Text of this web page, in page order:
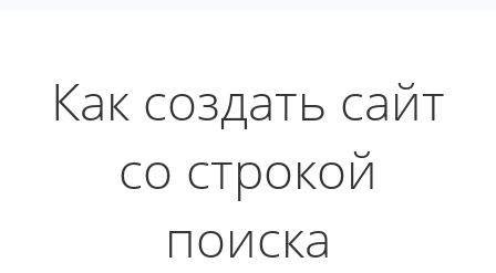
Как создать сайт
со строкой
поиска